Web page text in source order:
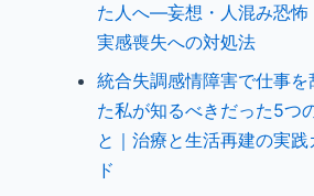
た人へ—妄想・人混み恐怖
実感喪失への対処法
統合失調感情障害で仕事を
た私が知るべきだった5つ
と｜治療と生活再建の実践
ド